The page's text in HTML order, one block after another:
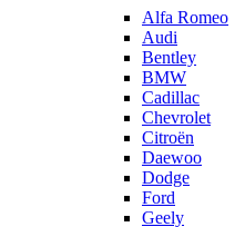
Alfa Romeo
Audi
Bentley
BMW
Cadillac
Chevrolet
Citroën
Daewoo
Dodge
Ford
Geely